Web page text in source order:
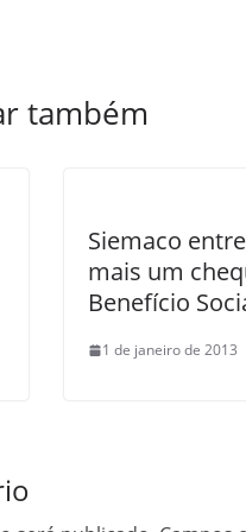
também
Siemaco
mais um
Benefício
1 de janeiro de 2013